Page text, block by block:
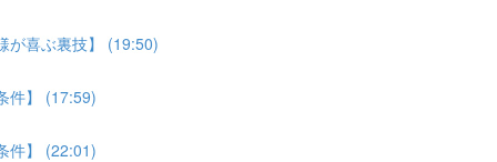
が喜ぶ裏技】 (19:50)
件】 (17:59)
件】 (22:01)